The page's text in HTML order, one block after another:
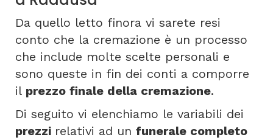
Da quello letto finora vi sarete resi
conto che la cremazione è un processo
che include molte scelte personali e
sono queste in fin dei conti a comporre
il prezzo finale della cremazione.
Di seguito vi elenchiamo le variabili dei
prezzi relativi ad un funerale completo